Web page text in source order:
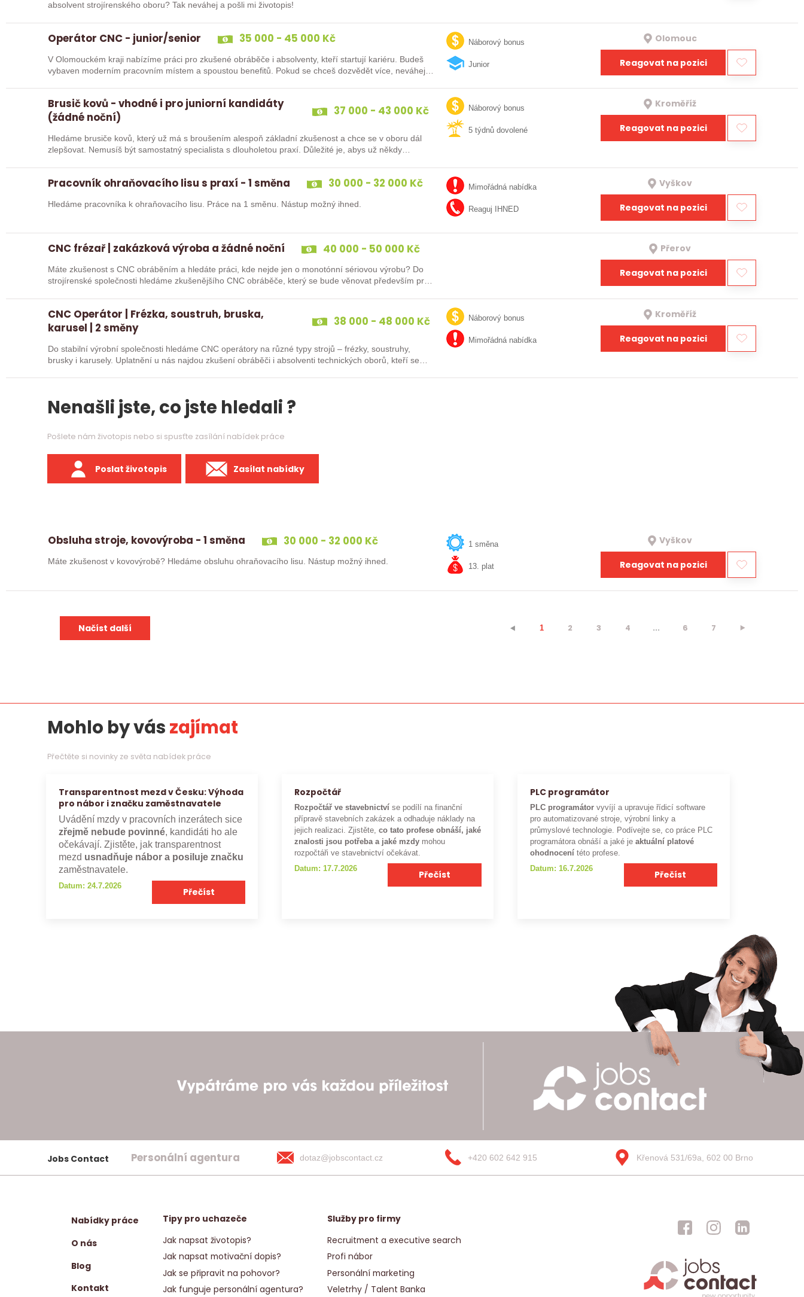
absolvent strojírenského oboru? Tak neváhej a pošli mi životopis!
Operátor CNC - junior/senior 35 000 - 45 000 Kč
V Olomouckém kraji nabízíme práci pro zkušené obráběče i absolventy, kteří startují kariéru. Budeš
vybaven moderním pracovním místem a spoustou benefitů. Pokud se chceš dozvědět více, neváhej…
Náborový bonus
Junior
Olomouc
Reagovat na pozici
Brusič kovů - vhodné i pro juniorní kandidáty
(žádné noční)
37 000 - 43 000 Kč
Hledáme brusiče kovů, který už má s broušením alespoň základní zkušenost a chce se v oboru dál
zlepšovat. Nemusíš být samostatný specialista s dlouholetou praxí. Důležité je, abys už někdy
Náborový bonus
5 týdnů dovolené
Kroměříž
Reagovat na pozici
Pracovník ohraňovacího lisu s praxí - 1 směna 30 000 - 32 000 Kč
Hledáme pracovníka k ohraňovacího lisu. Práce na 1 směnu. Nástup možný ihned.
Mimořádná nabídka
Reaguj IHNED
Vyškov
Reagovat na pozici
CNC frézař | zakázková výroba a žádné noční 40 000 - 50 000 Kč
Máte zkušenost s CNC obráběním a hledáte práci, kde nejde jen o monotónní sériovou výrobu? Do
strojírenské společnosti hledáme zkušenějšího CNC obráběče, který se bude věnovat především práci
Přerov
Reagovat na pozici
CNC Operátor | Frézka, soustruh, bruska,
karusel | 2 směny
38 000 - 48 000 Kč
Do stabilní výrobní společnosti hledáme CNC operátory na různé typy strojů – frézky, soustruhy,
brusky i karusely. Uplatnění u nás najdou zkušení obráběči i absolventi technických oborů, kteří se…
Náborový bonus
Mimořádná nabídka
Kroměříž
Reagovat na pozici
Nenašli jste, co jste hledali ?
Pošlete nám životopis nebo si spusťte zasílání nabídek práce
Poslat životopis Zasílat nabídky
Obsluha stroje, kovovýroba - 1 směna 30 000 - 32 000 Kč
Máte zkušenost v kovovýrobě? Hledáme obsluhu ohraňovacího lisu. Nástup možný ihned.
1 směna
13. plat
Vyškov
Reagovat na pozici
Načíst další ⯇ 1 2 3 4 ... 6 7 ⯈
Mohlo by vászajímat
Přečtěte si novinky ze světa nabídek práce
Transparentnost mezd v Česku: Výhoda
pro nábor i značku zaměstnavatele
Uvádění mzdy v pracovních inzerátech sice
zřejmě nebude povinné, kandidáti ho ale
očekávají. Zjistěte, jak transparentnost
mezd usnadňuje nábor a posiluje značku
zaměstnavatele.
Datum: 24.7.2026
Přečíst
Rozpočtář
Rozpočtář ve stavebnictví se podílí na finanční
přípravě stavebních zakázek a odhaduje náklady na
jejich realizaci. Zjistěte,co tato profese obnáší, jaké
znalosti jsou potřeba a jaké mzdy mohou
rozpočtáři ve stavebnictví očekávat.
Datum: 17.7.2026
Přečíst
PLC programátor
PLC programátor vyvíjí a upravuje řídicí software
pro automatizované stroje, výrobní linky a
průmyslové technologie. Podívejte se, co práce PLC
programátora obnáší a jaké je aktuální platové
ohodnocení této profese.
Datum: 16.7.2026
Přečíst
Jobs Contact Personální agentura dotaz@jobscontact.cz +420 602 642 915 Křenová 531/69a, 602 00 Brno
Nabídky práce
O nás
Blog
Kontakt
Tipy pro uchazeče
Jak napsat životopis?
Jak napsat motivační dopis?
Jak se připravit na pohovor?
Jak funguje personální agentura?
Služby pro firmy
Recruitment a executive search
Profi nábor
Personální marketing
Veletrhy / Talent Banka